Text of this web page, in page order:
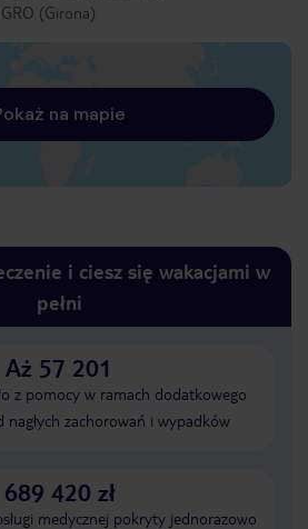
(Girona)
na mapie
i ciesz się wakacjami w
pełni
Aż 57 201
z pomocy w ramach dodatkowego
nagłych zachorowań i wypadków
689 420 zł
medycznej pokryty jednorazowo